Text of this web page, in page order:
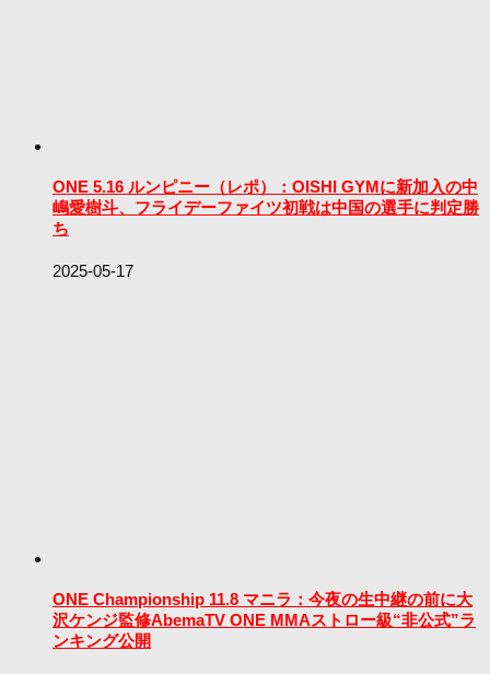
ONE 5.16 ルンピニー（レポ）：OISHI GYMに新加入の中
嶋愛樹斗、フライデーファイツ初戦は中国の選手に判定勝
ち
2025-05-17
ONE Championship 11.8 マニラ：今夜の生中継の前に大
沢ケンジ監修AbemaTV ONE MMAストロー級“非公式”ラ
ンキング公開